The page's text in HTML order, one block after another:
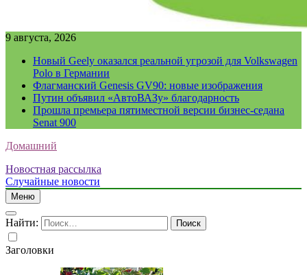
9 августа, 2026
Новый Geely оказался реальной угрозой для Volkswagen
Polo в Германии
Флагманский Genesis GV90: новые изображения
Путин объявил «АвтоВАЗу» благодарность
Прошла премьера пятиместной версии бизнес-седана
Senat 900
Домашний
Новостная рассылка
Случайные новости
Меню
Найти:
Заголовки